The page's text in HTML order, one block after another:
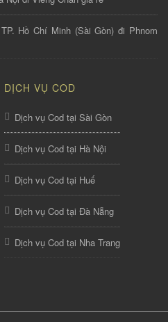
Hồ Chí Minh (Sài Gòn) đi Phnom
DỊCH VỤ COD
Dịch vụ Cod tại Sài Gòn
Dịch vụ Cod tại Hà Nội
Dịch vụ Cod tại Huế
Dịch vụ Cod tại Đà Nẵng
Dịch vụ Cod tại Nha Trang